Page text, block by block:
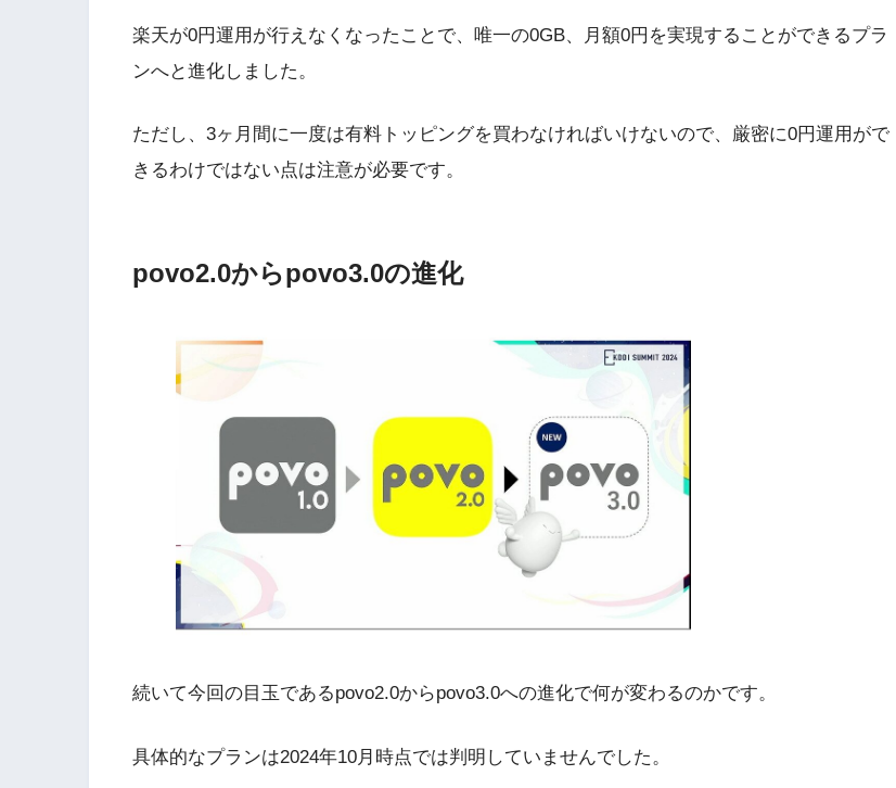
楽天が0円運用が行えなくなったことで、唯一の0GB、月額0円を実現することができるプラ
ンへと進化しました。
ただし、3ヶ月間に一度は有料トッピングを買わなければいけないので、厳密に0円運用がで
きるわけではない点は注意が必要です。
povo2.0からpovo3.0の進化
続いて今回の目玉であるpovo2.0からpovo3.0への進化で何が変わるのかです。
具体的なプランは2024年10月時点では判明していませんでした。